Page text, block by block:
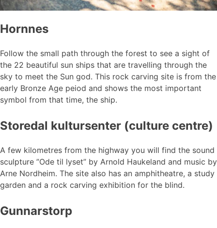
Hornnes
Follow the small path through the forest to see a sight of
the 22 beautiful sun ships that are travelling through the
sky to meet the Sun god. This rock carving site is from the
early Bronze Age peiod and shows the most important
symbol from that time, the ship.
Storedal kultursenter (culture centre)
A few kilometres from the highway you will find the sound
sculpture ”Ode til lyset” by Arnold Haukeland and music by
Arne Nordheim. The site also has an amphitheatre, a study
garden and a rock carving exhibition for the blind.
Gunnarstorp